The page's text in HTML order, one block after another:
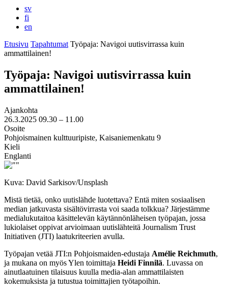
sv
fi
en
Etusivu Tapahtumat Työpaja: Navigoi uutisvirrassa kuin
ammattilainen!
Työpaja: Navigoi uutisvirrassa kuin
ammattilainen!
Ajankohta
26.3.2025 09.30 – 11.00
Osoite
Pohjoismainen kulttuuripiste, Kaisaniemenkatu 9
Kieli
Englanti
Kuva: David Sarkisov/Unsplash
Mistä tietää, onko uutislähde luotettava? Entä miten sosiaalisen
median jatkuvasta sisältövirrasta voi saada tolkkua? Järjestämme
medialukutaitoa käsittelevän käytännönläheisen työpajan, jossa
lukiolaiset oppivat arvioimaan uutislähteitä Journalism Trust
Initiativen (JTI) laatukriteerien avulla.
Työpajan vetää JTI:n Pohjoismaiden-edustaja Amélie Reichmuth,
ja mukana on myös Ylen toimittaja Heidi Finnilä. Luvassa on
ainutlaatuinen tilaisuus kuulla media-alan ammattilaisten
kokemuksista ja tutustua toimittajien työtapoihin.